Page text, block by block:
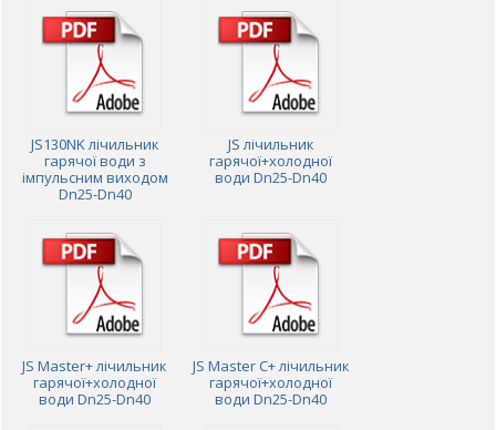
JS130NK лічильник
гарячої води з
імпульсним виходом
Dn25-Dn40
JS лічильник
гарячої+холодної
води Dn25-Dn40
JS Master+ лічильник
гарячої+холодної
води Dn25-Dn40
JS Master C+ лічильник
гарячої+холодної
води Dn25-Dn40